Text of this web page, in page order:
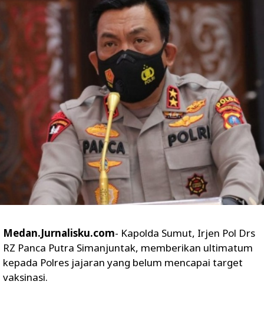
Medan.Jurnalisku.com- Kapolda Sumut, Irjen Pol Drs
RZ Panca Putra Simanjuntak, memberikan ultimatum
kepada Polres jajaran yang belum mencapai target
vaksinasi.